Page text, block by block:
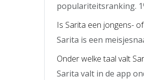
populariteitsranking.
Is Sarita een jongens-
Sarita is een
Onder welke taal valt
Sarita valt in de app